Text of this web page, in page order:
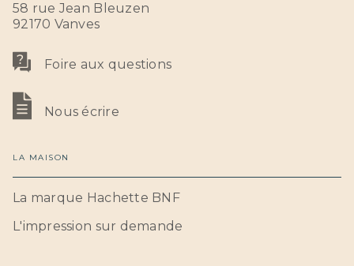
58 rue Jean Bleuzen
92170 Vanves
Foire aux questions
Nous écrire
LA MAISON
La marque Hachette BNF
L'impression sur demande